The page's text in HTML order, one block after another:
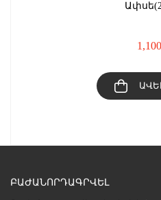
1,100
ԲԱԺԱՆՈՐԴԱԳՐՎԵԼ